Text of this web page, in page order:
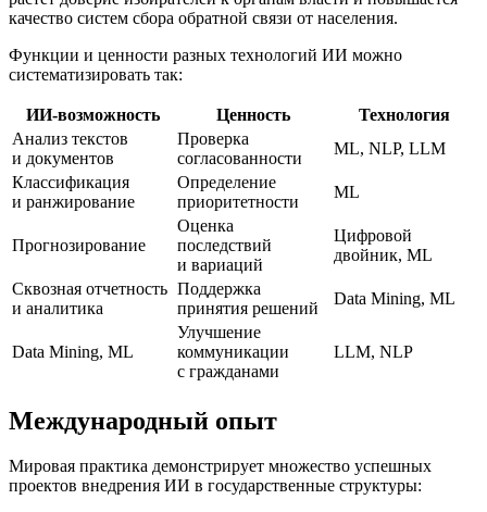
качество систем сбора обратной связи от населения.
Функции и ценности разных технологий ИИ можно
систематизировать так:
ИИ-возможность Ценность
Технология
Анализ текстов
и документов
Проверка
согласованности
ML, NLP, LLM
Классификация
и ранжирование
Определение
приоритетности
ML
Прогнозирование
Оценка
последствий
и вариаций
Цифровой
двойник, ML
Сквозная отчетность
и аналитика
Поддержка
принятия решений
Data Mining, ML
Data Mining, ML
Улучшение
коммуникации
с гражданами
LLM, NLP
Международный опыт
Мировая практика демонстрирует множество успешных
проектов внедрения ИИ в государственные структуры: